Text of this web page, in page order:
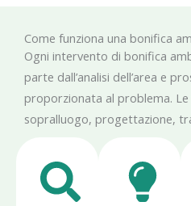
Come funziona una bonifica
Ogni intervento di bonifica
parte dall’analisi dell’area e
proporzionata al problema.
sopralluogo, progettazione,